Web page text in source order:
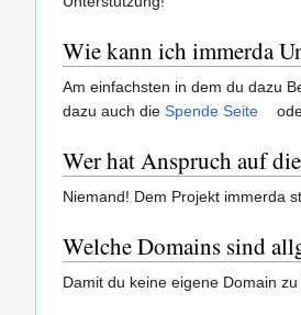
Wie kann ich immerda
Am einfachsten in dem du dazu
dazu auch die Spende Seite
Wer hat Anspruch auf
Niemand! Dem Projekt immerda
Welche Domains sind
Damit du keine eigene Domain